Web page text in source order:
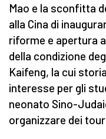
Mao e la sconfitta
alla Cina di
riforme e apertura
della condizione
Kaifeng, la cui
interesse per gli
neonato Sino-
organizzare dei